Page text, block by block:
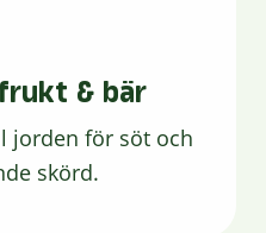
& bär
jorden för söt och
skörd.